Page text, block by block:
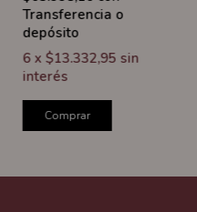
Transferencia o
depósito
6 x $13.332,95 sin
interés
Comprar